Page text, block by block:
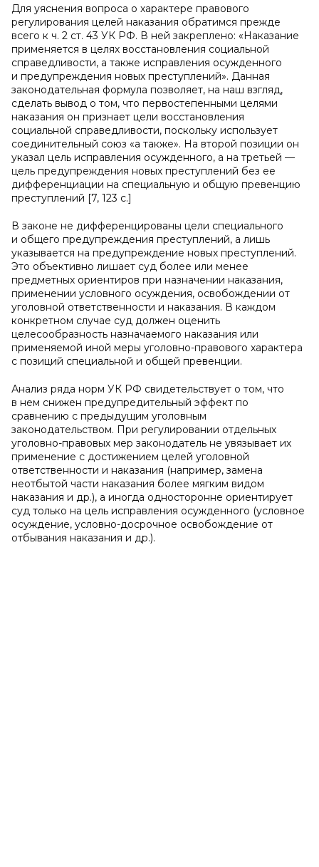
Для уяснения вопроса о характере правового
регулирования целей наказания обратимся прежде
всего к ч. 2 ст. 43 УК РФ. В ней закреплено: «Наказание
применяется в целях восстановления социальной
справедливости, а также исправления осужденного
и предупреждения новых преступлений». Данная
законодательная формула позволяет, на наш взгляд,
сделать вывод о том, что первостепенными целями
наказания он признает цели восстановления
социальной справедливости, поскольку использует
соединительный союз «а также». На второй позиции он
указал цель исправления осужденного, а на третьей —
цель предупреждения новых преступлений без ее
дифференциации на специальную и общую превенцию
преступлений [7, 123 c.]
В законе не дифференцированы цели специального
и общего предупреждения преступлений, а лишь
указывается на предупреждение новых преступлений.
Это объективно лишает суд более или менее
предметных ориентиров при назначении наказания,
применении условного осуждения, освобождении от
уголовной ответственности и наказания. В каждом
конкретном случае суд должен оценить
целесообразность назначаемого наказания или
применяемой иной меры уголовно-правового характера
с позиций специальной и общей превенции.
Анализ ряда норм УК РФ свидетельствует о том, что
в нем снижен предупредительный эффект по
сравнению с предыдущим уголовным
законодательством. При регулировании отдельных
уголовно-правовых мер законодатель не увязывает их
применение с достижением целей уголовной
ответственности и наказания (например, замена
неотбытой части наказания более мягким видом
наказания и др.), а иногда односторонне ориентирует
суд только на цель исправления осужденного (условное
осуждение, условно-досрочное освобождение от
отбывания наказания и др.).